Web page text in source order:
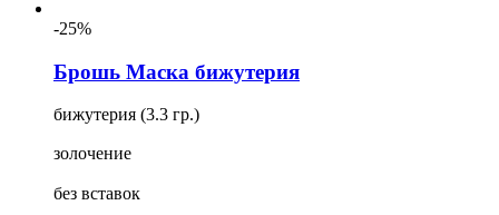
-25%
Брошь Маска бижутерия
бижутерия (3.3 гр.)
золочение
без вставок